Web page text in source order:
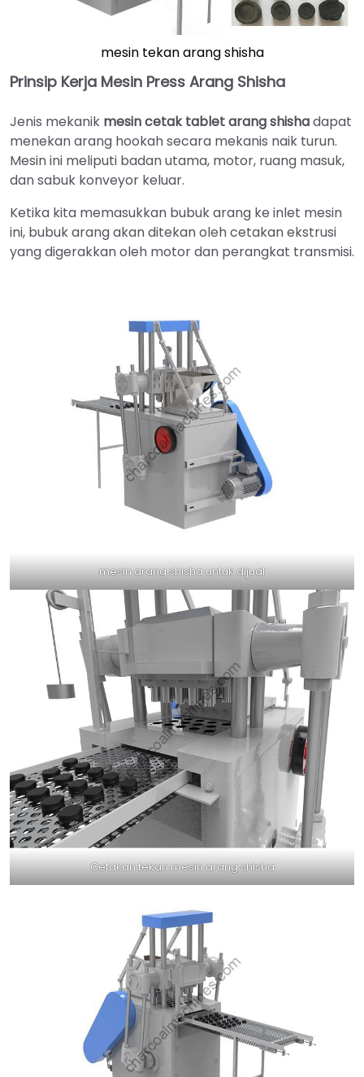
mesin tekan arang shisha
Prinsip Kerja Mesin Press Arang Shisha
Jenis mekanik mesin cetak tablet arang shishadapat
menekan arang hookah secara mekanis naik turun.
Mesin ini meliputi badan utama, motor, ruang masuk,
dan sabuk konveyor keluar.
Ketika kita memasukkan bubuk arang ke inlet mesin
ini, bubuk arang akan ditekan oleh cetakan ekstrusi
yang digerakkan oleh motor dan perangkat transmisi.
mesin arang shisha untuk dijual
Cetakan tekan mesin arang shisha